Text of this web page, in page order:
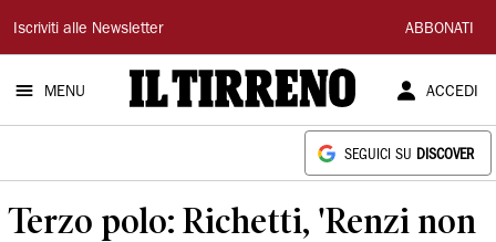
Il
Tirreno
Iscriviti alle Newsletter ABBONATI
MENU ACCEDI
SEGUICI SU DISCOVER
Terzo polo: Richetti, 'Renzi non